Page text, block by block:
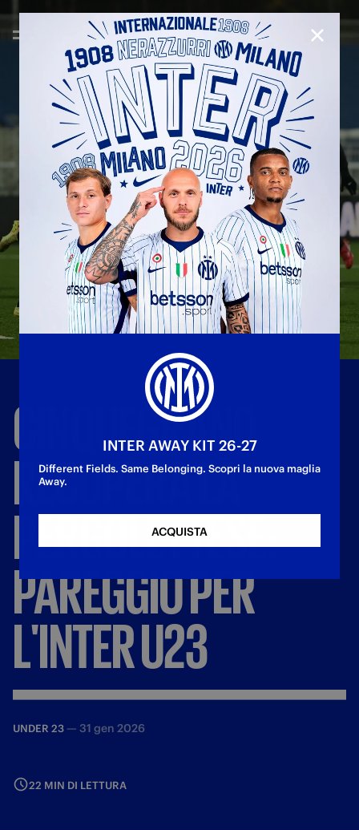
CINQUEGRANO
RECUPERALA
PERGOLETTESE:
PAREGGIOPER
L'INTERU23
UNDER 23 — 31 gen 2026
22 MIN DI LETTURA
INTER AWAY KIT 26-27
Different Fields. Same Belonging. Scopri la nuova maglia
Away.
ACQUISTA